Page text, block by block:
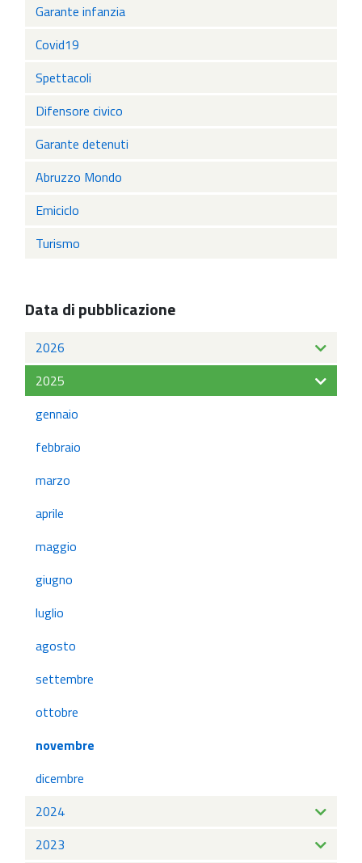
Garante infanzia
Covid19
Spettacoli
Difensore civico
Garante detenuti
Abruzzo Mondo
Emiciclo
Turismo
Data di pubblicazione
2026
2025
gennaio
febbraio
marzo
aprile
maggio
giugno
luglio
agosto
settembre
ottobre
novembre
dicembre
2024
2023